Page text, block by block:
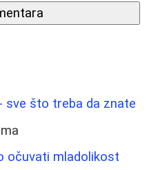
sve što treba da znate
očuvati mladolikost